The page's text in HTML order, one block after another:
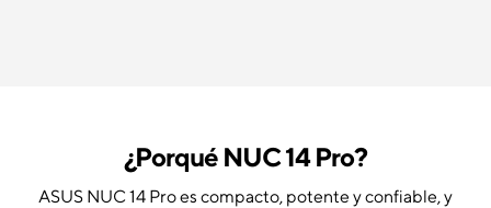
¿Porqué NUC 14 Pro?
ASUS NUC 14 Pro es compacto, potente y confiable, y